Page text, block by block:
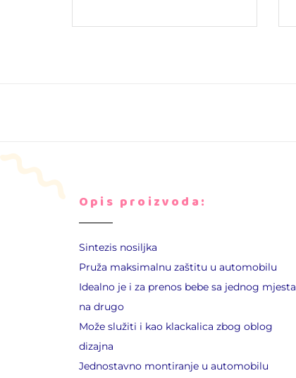
Opis proizvoda:
Sintezis nosiljka
Pruža maksimalnu zaštitu u automobilu
Idealno je i za prenos bebe sa jednog mjesta
na drugo
Može služiti i kao klackalica zbog oblog
dizajna
Jednostavno montiranje u automobilu